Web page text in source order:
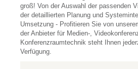
Videokonferenz-
groß! Von der Auswahl der passenden
der detaillierten Planung und
Umsetzung - Profitieren Sie von
der Anbieter für Medien-,
Konferenzraumtechnik steht Ihnen
Verfügung.